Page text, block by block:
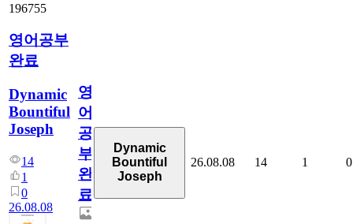
196755
영어공부
완료
Dynamic
Bountiful
Joseph
14
1
0
26.08.08
영
어
공
부
완
료
Dynamic
Bountiful
Joseph
26.08.08 14 1 0